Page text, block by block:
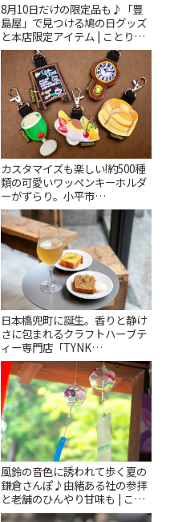
8月10日だけの限定品も♪「豊
島屋」で見つける鳩の日グッズ
と本店限定アイテム | ことりっ
ぷ
カスタマイズも楽しい!約500種
類の可愛いワッペンキーホルダ
ーがずらり。小平市
「Kimamaya T&K」 | ことりっ
ぷ
日本橋兜町に誕生。香りと静け
さに包まれるクラフトハーブテ
ィー専門店「TYNK
Kabutocho」 | ことりっぷ
風鈴の音色に誘われて歩く夏の
鎌倉さんぽ♪由緒ある社の参拝
と老舗のひんやり甘味も | こと
りっぷ